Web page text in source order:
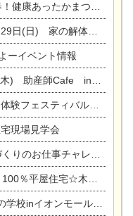
つり＆増改築リフォームまつり
家の解体なんでも相談会
ーイベント情報
産師Cafe in東陽住建
ティバル☆一宮市民会館
現場見学会
のお仕事チャレンジ
住宅☆木の家完成見学会
inイオンモール木曽川